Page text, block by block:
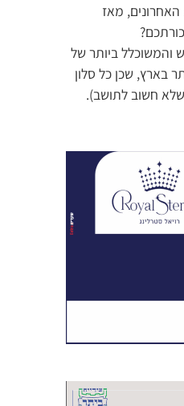
מאז
ביותר של
בארץ, שכן כל סלון
חשוב לתושב).